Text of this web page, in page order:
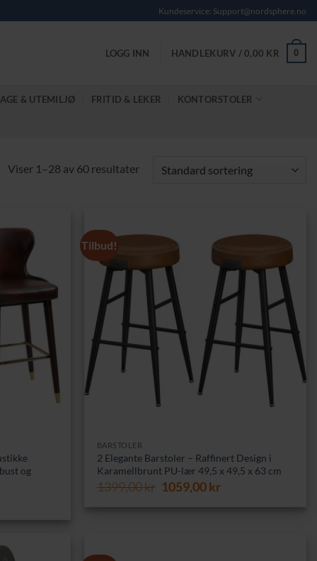
Kundeservice: Support@nordsphere.no
LOGG INN HANDLEKURV /0,00 KR 0
& UTEMILJØ FRITID & LEKER KONTORSTOLER
Viser 1–28 av 60 resultater
og
Tilbud!
BARSTOLER
2 Elegante Barstoler – Raffinert Design i
Karamellbrunt PU-lær 49,5 x 49,5 x 63 cm
1399,00kr Opprinnelig
1059,00krNåværende